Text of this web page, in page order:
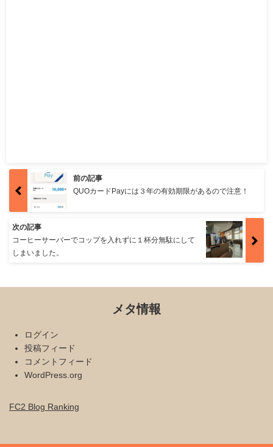
前の記事
QUOカードPayには３年の有効期限があるので注意！
次の記事
コーヒーサーバーでコップを入れずに１杯分無駄にして
しまいました。
メタ情報
ログイン
投稿フィード
コメントフィード
WordPress.org
FC2 Blog Ranking